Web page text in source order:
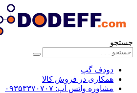
جستجو
دودف گپ
همکاری در فروش کالا
مشاوره واتس آپ: ۰۹۳۵۳۳۷۰۷۰۷